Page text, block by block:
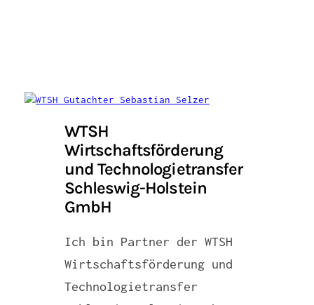
WTSH
Wirtschaftsförderung
und Technologietransfer
Schleswig-Holstein
GmbH
Ich bin Partner der WTSH
Wirtschaftsförderung und
Technologietransfer